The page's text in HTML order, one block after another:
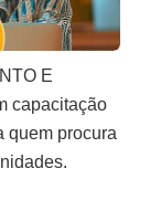
E
capacitação
quem procura